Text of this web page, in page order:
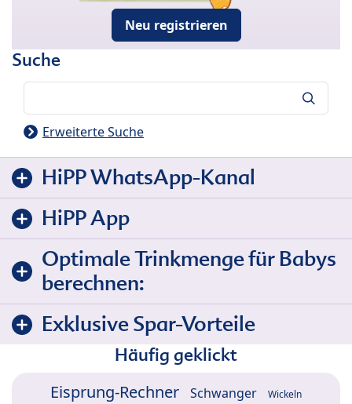
Neu registrieren
Suche
Erweiterte Suche
HiPP WhatsApp-Kanal
HiPP App
Optimale Trinkmenge für Babys
berechnen:
Exklusive Spar-Vorteile
Häufig geklickt
Eisprung-Rechner Schwanger Wickeln